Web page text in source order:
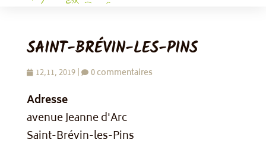
SAINT-BRÉVIN-LES-PINS
12,11, 2019| 0 commentaires
Adresse
avenue Jeanne d'Arc
Saint-Brévin-les-Pins